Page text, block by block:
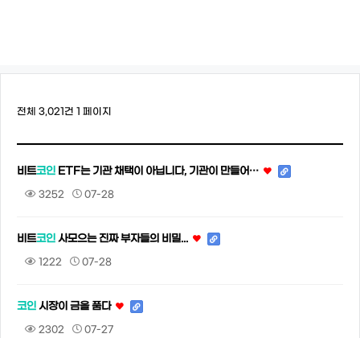
전체 3,021건 1 페이지
비트코인 ETF는 기관 채택이 아닙니다, 기관이 만들어…
3252 07-28
비트코인 사모으는 진짜 부자들의 비밀...
1222 07-28
코인 시장이 금을 품다
2302 07-27